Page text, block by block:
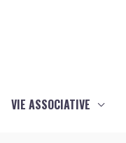
VIE ASSOCIATIVE